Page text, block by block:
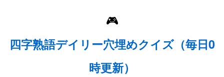
🎮
四字熟語デイリー穴埋めクイズ（毎日0
時更新）